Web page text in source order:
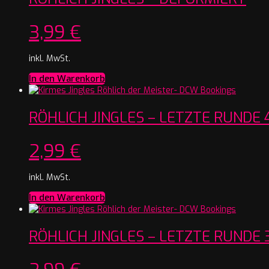
3,99 €
inkl. MwSt.
In den Warenkorb
RÖHLICH JINGLES – LETZTE RUNDE
2,99 €
inkl. MwSt.
In den Warenkorb
RÖHLICH JINGLES – LETZTE RUNDE